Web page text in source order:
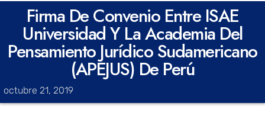
Firma De Convenio Entre ISAE
Universidad Y La Academia Del
Pensamiento Jurídico Sudamericano
(APEJUS) De Perú
octubre 21, 2019